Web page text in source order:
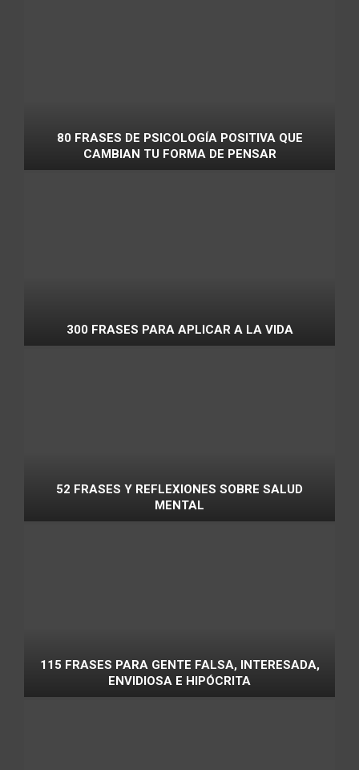
80 FRASES DE PSICOLOGÍA POSITIVA QUE
CAMBIAN TU FORMA DE PENSAR
300 FRASES PARA APLICAR A LA VIDA
52 FRASES Y REFLEXIONES SOBRE SALUD
MENTAL
115 FRASES PARA GENTE FALSA, INTERESADA,
ENVIDIOSA E HIPÓCRITA